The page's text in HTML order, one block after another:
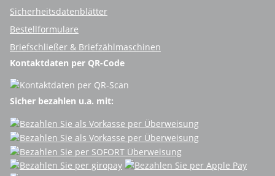
Sicherheitsdatenblätter
Bestellformulare
Briefschließer & Briefzählmaschinen
Kontaktdaten per QR-Code
Sicher bezahlen u.a. mit: